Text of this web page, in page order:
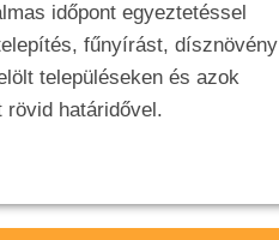
időpont egyeztetéssel
fűnyírást, dísznövény
településeken és azok
határidővel.